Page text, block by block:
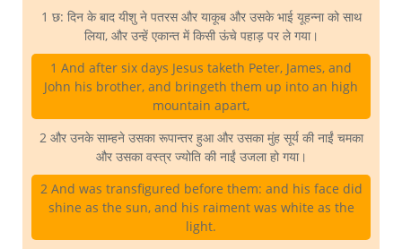
1 छ: दिन के बाद यीशु ने पतरस और याकूब और उसके भाई यूहन्ना को साथ
लिया, और उन्हें एकान्त में किसी ऊंचे पहाड़ पर ले गया।
1 And after six days Jesus taketh Peter, James, and
John his brother, and bringeth them up into an high
mountain apart,
2 और उनके साम्हने उसका रूपान्तर हुआ और उसका मुंह सूर्य की नाईं चमका
और उसका वस्त्र ज्योति की नाईं उजला हो गया।
2 And was transfigured before them: and his face did
shine as the sun, and his raiment was white as the
light.